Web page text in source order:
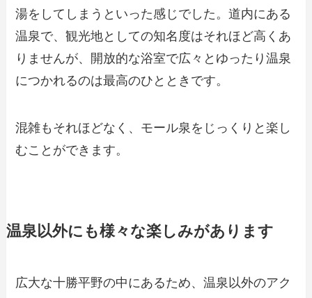
湯をしてしまうといった感じでした。道内にある
温泉で、観光地としての知名度はそれほど高くあ
りませんが、開放的な浴室で広々とゆったり温泉
につかれるのは最高のひとときです。
混雑もそれほどなく、モール泉をじっくりと楽し
むことができます。
温泉以外にも様々な楽しみがあります
広大な十勝平野の中にあるため、温泉以外のアク